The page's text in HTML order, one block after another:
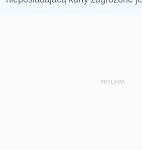
REKLAMA